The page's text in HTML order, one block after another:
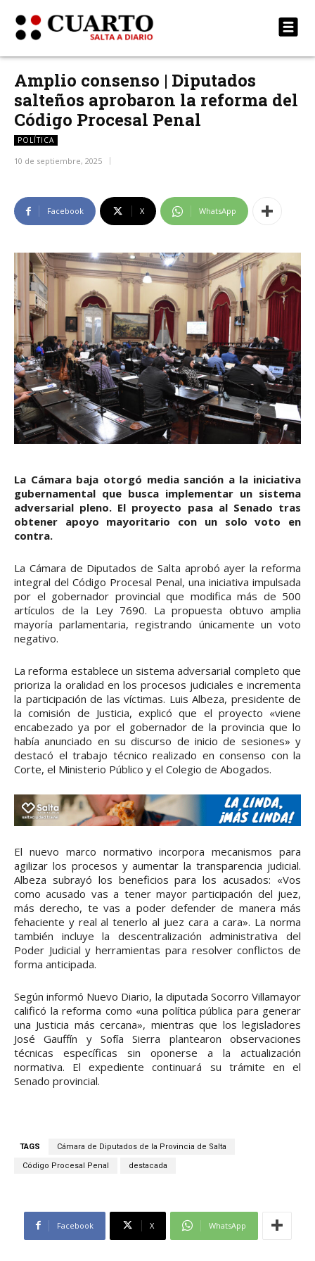
Amplio consenso | Diputados
salteños aprobaron la reforma del
Código Procesal Penal
POLÍTICA
10 de septiembre, 2025
Facebook X WhatsApp
La Cámara baja otorgó media sanción a la iniciativa
gubernamental que busca implementar un sistema
adversarial pleno. El proyecto pasa al Senado tras
obtener apoyo mayoritario con un solo voto en
contra.
La Cámara de Diputados de Salta aprobó ayer la reforma
integral del Código Procesal Penal, una iniciativa impulsada
por el gobernador provincial que modifica más de 500
artículos de la Ley 7690. La propuesta obtuvo amplia
mayoría parlamentaria, registrando únicamente un voto
negativo.
La reforma establece un sistema adversarial completo que
prioriza la oralidad en los procesos judiciales e incrementa
la participación de las víctimas. Luis Albeza, presidente de
la comisión de Justicia, explicó que el proyecto «viene
encabezado ya por el gobernador de la provincia que lo
había anunciado en su discurso de inicio de sesiones» y
destacó el trabajo técnico realizado en consenso con la
Corte, el Ministerio Público y el Colegio de Abogados.
El nuevo marco normativo incorpora mecanismos para
agilizar los procesos y aumentar la transparencia judicial.
Albeza subrayó los beneficios para los acusados: «Vos
como acusado vas a tener mayor participación del juez,
más derecho, te vas a poder defender de manera más
fehaciente y real al tenerlo al juez cara a cara». La norma
también incluye la descentralización administrativa del
Poder Judicial y herramientas para resolver conflictos de
forma anticipada.
Según informó Nuevo Diario, la diputada Socorro Villamayor
calificó la reforma como «una política pública para generar
una Justicia más cercana», mientras que los legisladores
José Gauffín y Sofía Sierra plantearon observaciones
técnicas específicas sin oponerse a la actualización
normativa. El expediente continuará su trámite en el
Senado provincial.
TAGS Cámara de Diputados de la Provincia de Salta
Código Procesal Penal destacada
Facebook X WhatsApp